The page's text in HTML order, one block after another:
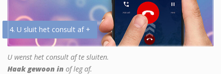
4. U sluit het consult af +
U wenst het consult af te sluiten.
Haak gewoon in of leg af.